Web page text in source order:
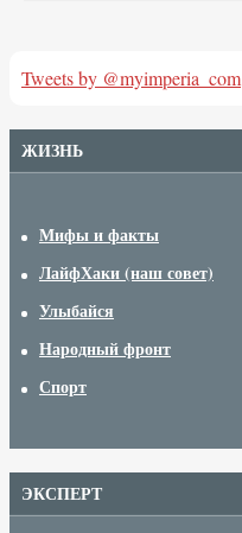
Tweets by @myimperia_com
ЖИЗНЬ
Мифы и факты
ЛайфХаки (наш совет)
Улыбайся
Народный фронт
Спорт
ЭКСПЕРТ